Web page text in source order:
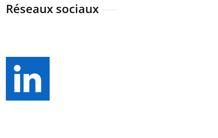
Réseaux sociaux